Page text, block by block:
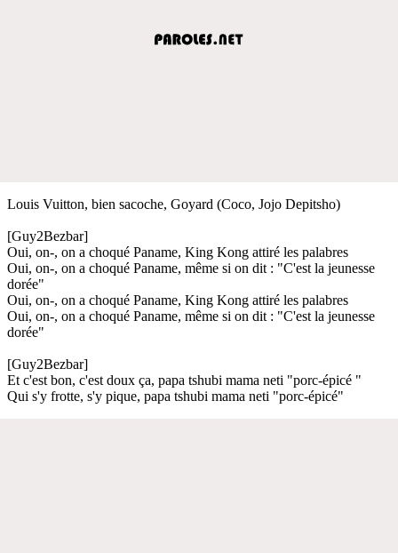
Louis Vuitton, bien sacoche, Goyard (Coco, Jojo Depitsho)
[Guy2Bezbar]
Oui, on-, on a choqué Paname, King Kong attiré les palabres
Oui, on-, on a choqué Paname, même si on dit : "C'est la jeunesse
dorée"
Oui, on-, on a choqué Paname, King Kong attiré les palabres
Oui, on-, on a choqué Paname, même si on dit : "C'est la jeunesse
dorée"
[Guy2Bezbar]
Et c'est bon, c'est doux ça, papa tshubi mama neti "porc-épicé "
Qui s'y frotte, s'y pique, papa tshubi mama neti "porc-épicé"